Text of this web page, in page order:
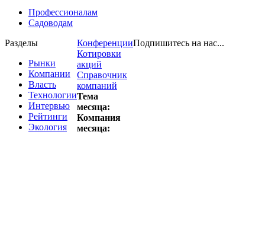
Профессионалам
Садоводам
Разделы
Рынки
Компании
Власть
Технологии
Интервью
Рейтинги
Экология
Конференции
Котировки
акций
Справочник
компаний
Тема
месяца:
Компания
месяца:
Подпишитесь на нас...